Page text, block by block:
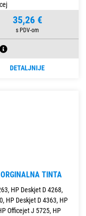
35,26 €
DETALJNIJE
TINTA
HP Deskjet D 4268,
HP Deskjet D 4363, HP
Officejet J 5725, HP